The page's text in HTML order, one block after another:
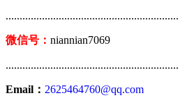
..............................................................
微信号： niannian7069
..............................................................
Email： 2625464760@qq.com